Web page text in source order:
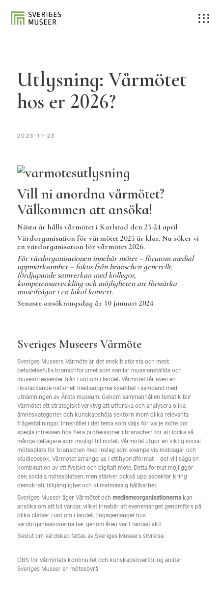
Utlysning: Vårmötet
hos er 2026?
2023-11-23
Vill ni anordna vårmötet?
Välkommen att ansöka!
Nästa år hålls vårmötet i Karlstad den 23-24 april
Värdorganisation för vårmötet 2025 är klar. Nu söker vi
en värdorganisation för vårmötet 2026.
För värdorganisationen innebär mötet – förutom medial
uppmärksamhet – fokus från branschen generellt,
fördjupande samverkan med kollegor,
kompetensutveckling och möjligheten att förstärka
museifrågor i en lokal kontext.
Senaste ansökningsdag är 10 januari 2024.
Sveriges Museers Vårmöte
Sveriges Museers Vårmöte är det enskilt största och mest
betydelsefulla branschforumet som samlar museianställda och
museintressenter från runt om i landet. Vårmötet får även en
rikstäckande nationell mediauppmärksamhet i samband med
utnämningen av Årets museum. Genom sammanhållen tematik blir
Vårmötet ett strategiskt verktyg att utforska och analysera olika
ämneskategorier och kunskapshöja sektorn inom olika relevanta
frågeställningar. Innehållet i det tema som väljs för varje möte bör
spegla intressen hos flera professioner i branschen för att locka så
många deltagare som möjligt till mötet. Vårmötet utgör en viktig social
mötesplats för branschen med inslag som exempelvis middagar och
studiebesök. Vårmötet arrangeras i ett hybridformat – det vill säga en
kombination av ett fysiskt och digitalt möte. Detta format möjliggör
den sociala mötesplatsen, men stärker också upp aspekter kring
demokrati, tillgänglighet och klimatmässig hållbarhet.
Sveriges Museer äger Vårmötet och medlemsorganisationernakan
ansöka om att bli värdar, vilket innebär att evenemanget genomförs på
olika platser runt om i landet. Engagemanget hos
värdorganisationerna har genom åren varit fantastiskt!
Beslut om värdskap fattas av Sveriges Museers styrelse.
OBS för vårmötets kontinuitet och kunskapsöverföring anlitar
Sveriges Museer en mötesbyrå